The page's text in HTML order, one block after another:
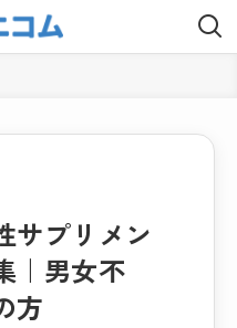
サプリメン
｜男女不
方